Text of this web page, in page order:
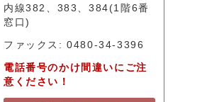
内線382、383、384(1階6番
窓口)
ファックス: 0480-34-3396
電話番号のかけ間違いにご注
意ください！